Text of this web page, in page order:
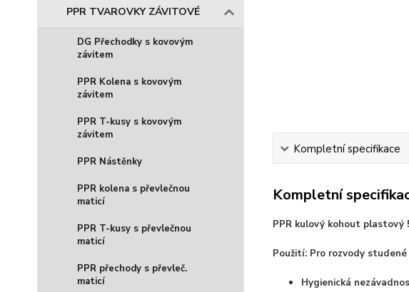
PPR TVAROVKY ZÁVITOVÉ
DG Přechodky s kovovým
závitem
PPR Kolena s kovovým
závitem
PPR T-kusy s kovovým
závitem
PPR Nástěnky
PPR kolena s převlečnou
maticí
PPR T-kusy s převlečnou
maticí
PPR přechody s převleč.
maticí
Kompletní specifikace
Kompletní
PPR kulový kohout plastový
Použití: Pro rozvody
Hygienická